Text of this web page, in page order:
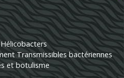
Transmissibles bactériennes
et botulisme